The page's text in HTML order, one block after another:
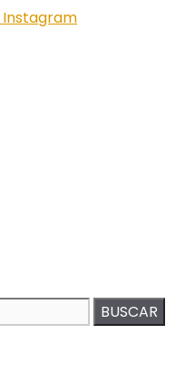
Instagram
BUSCAR